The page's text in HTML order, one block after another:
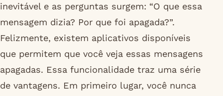
inevitável e as perguntas surgem: “O que essa
mensagem dizia? Por que foi apagada?”.
Felizmente, existem aplicativos disponíveis
que permitem que você veja essas mensagens
apagadas. Essa funcionalidade traz uma série
de vantagens. Em primeiro lugar, você nunca